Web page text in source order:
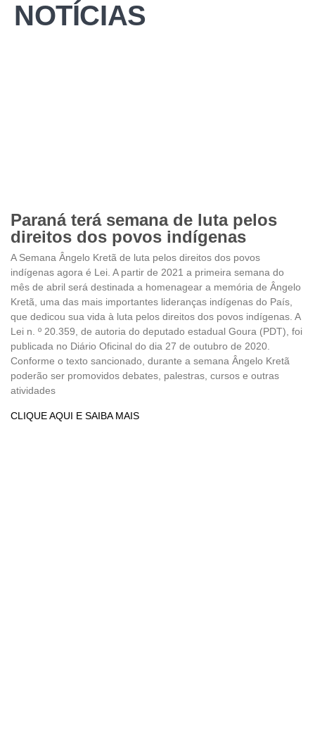
NOTÍCIAS
Paraná terá semana de luta pelos
direitos dos povos indígenas
A Semana Ângelo Kretã de luta pelos direitos dos povos
indígenas agora é Lei. A partir de 2021 a primeira semana do
mês de abril será destinada a homenagear a memória de Ângelo
Kretã, uma das mais importantes lideranças indígenas do País,
que dedicou sua vida à luta pelos direitos dos povos indígenas. A
Lei n. º 20.359, de autoria do deputado estadual Goura (PDT), foi
publicada no Diário Oficinal do dia 27 de outubro de 2020.
Conforme o texto sancionado, durante a semana Ângelo Kretã
poderão ser promovidos debates, palestras, cursos e outras
atividades
CLIQUE AQUI E SAIBA MAIS